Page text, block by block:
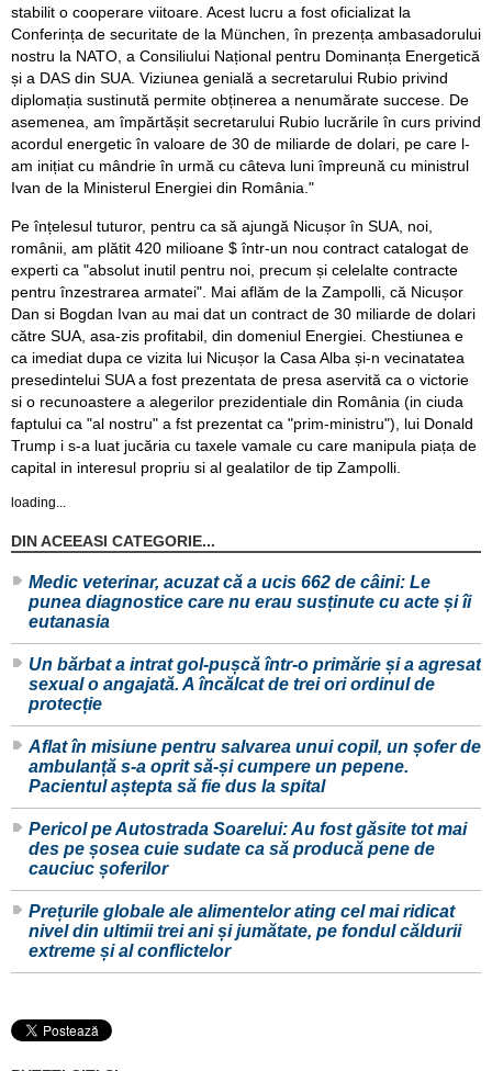
stabilit o cooperare viitoare. Acest lucru a fost oficializat la
Conferința de securitate de la München, în prezența ambasadorului
nostru la NATO, a Consiliului Național pentru Dominanța Energetică
și a DAS din SUA. Viziunea genială a secretarului Rubio privind
diplomația sustinută permite obținerea a nenumărate succese. De
asemenea, am împărtășit secretarului Rubio lucrările în curs privind
acordul energetic în valoare de 30 de miliarde de dolari, pe care l-
am inițiat cu mândrie în urmă cu câteva luni împreună cu ministrul
Ivan de la Ministerul Energiei din România."
Pe înțelesul tuturor, pentru ca să ajungă Nicușor în SUA, noi,
românii, am plătit 420 milioane $ într-un nou contract catalogat de
experti ca "absolut inutil pentru noi, precum și celelalte contracte
pentru înzestrarea armatei". Mai aflăm de la Zampolli, că Nicușor
Dan si Bogdan Ivan au mai dat un contract de 30 miliarde de dolari
către SUA, asa-zis profitabil, din domeniul Energiei. Chestiunea e
ca imediat dupa ce vizita lui Nicușor la Casa Alba și-n vecinatatea
presedintelui SUA a fost prezentata de presa aservită ca o victorie
si o recunoastere a alegerilor prezidentiale din România (in ciuda
faptului ca "al nostru" a fst prezentat ca "prim-ministru"), lui Donald
Trump i s-a luat jucăria cu taxele vamale cu care manipula piața de
capital in interesul propriu si al gealatilor de tip Zampolli.
loading...
DIN ACEEASI CATEGORIE...
Medic veterinar, acuzat că a ucis 662 de câini: Le
punea diagnostice care nu erau susținute cu acte și îi
eutanasia
Un bărbat a intrat gol-pușcă într-o primărie și a agresat
sexual o angajată. A încălcat de trei ori ordinul de
protecție
Aflat în misiune pentru salvarea unui copil, un șofer de
ambulanță s-a oprit să-și cumpere un pepene.
Pacientul aștepta să fie dus la spital
Pericol pe Autostrada Soarelui: Au fost găsite tot mai
des pe șosea cuie sudate ca să producă pene de
cauciuc șoferilor
Prețurile globale ale alimentelor ating cel mai ridicat
nivel din ultimii trei ani și jumătate, pe fondul căldurii
extreme și al conflictelor